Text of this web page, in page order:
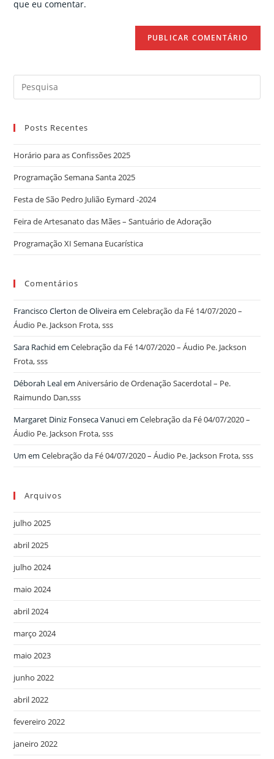
que eu comentar.
Search
for:
Posts Recentes
Horário para as Confissões 2025
Programação Semana Santa 2025
Festa de São Pedro Julião Eymard -2024
Feira de Artesanato das Mães – Santuário de Adoração
Programação XI Semana Eucarística
Comentários
Francisco Clerton de OliveiraemCelebração da Fé 14/07/2020 –
Áudio Pe. Jackson Frota, sss
Sara Rachid emCelebração da Fé 14/07/2020 – Áudio Pe. Jackson
Frota, sss
Déborah LealemAniversário de Ordenação Sacerdotal – Pe.
Raimundo Dan,sss
Margaret Diniz Fonseca VanuciemCelebração da Fé 04/07/2020 –
Áudio Pe. Jackson Frota, sss
Um emCelebração da Fé 04/07/2020 – Áudio Pe. Jackson Frota, sss
Arquivos
julho 2025
abril 2025
julho 2024
maio 2024
abril 2024
março 2024
maio 2023
junho 2022
abril 2022
fevereiro 2022
janeiro 2022